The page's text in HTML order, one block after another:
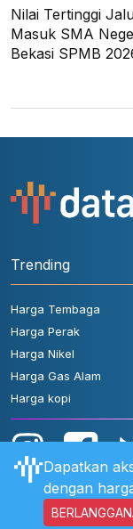
Nilai Tertinggi
Masuk SMA
Bekasi SPMB
Trending
Harga Tembaga
Harga Perak
Harga Nikel
Harga Gas Alam
Harga kopi
Aturan Pengguna
Dapatkan
dengan